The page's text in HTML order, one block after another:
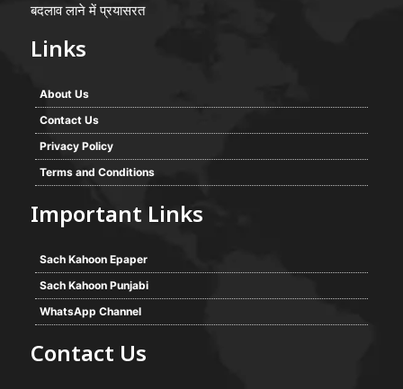
बदलाव लाने में प्रयासरत
Links
About Us
Contact Us
Privacy Policy
Terms and Conditions
Important Links
Sach Kahoon Epaper
Sach Kahoon Punjabi
WhatsApp Channel
Contact Us